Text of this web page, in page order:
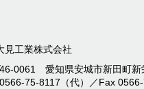
休業のお知らせ
0061 愛知県安城市新田町新
75-8117（代）／Fax